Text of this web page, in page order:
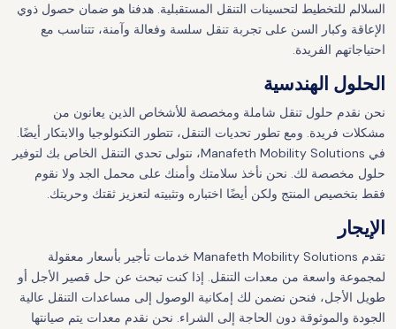
السلالم للتخطيط لتحسينات التنقل المستقبلية. هدفنا هو ضمان حصول ذوي
الإعاقة وكبار السن على تجربة تنقل سلسة وفعالة وآمنة، تتناسب مع
احتياجاتهم الفريدة.
الحلول الهندسية
نحن نقدم حلول تنقل شاملة ومخصصة للأشخاص الذين يعانون من
مشكلات فريدة. ومع تطور تحديات التنقل، تتطور التكنولوجيا والابتكار أيضًا.
في Manafeth Mobility Solutions، نتولى تحدي التنقل الخاص بك لتوفير
حلول مخصصة لك. نحن نأخذ سلامتك وأمنك على محمل الجد ولا نقوم
فقط بتخصيص المنتج ولكن أيضًا اختباره وتثبيته لتعزيز ثقتك وحريتك.
الإيجار
تقدم Manafeth Mobility Solutions خدمات تأجير بأسعار معقولة
لمجموعة واسعة من معدات التنقل. إذا كنت تبحث عن حل قصير الأجل أو
طويل الأجل، فنحن نضمن لك إمكانية الوصول إلى مساعدات التنقل عالية
الجودة والموثوقة دون الحاجة إلى الشراء. نحن نقدم معدات يتم صيانتها